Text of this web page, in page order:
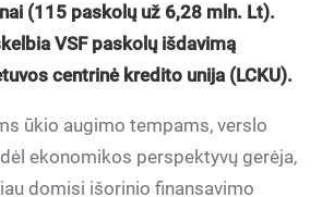
(115 paskolų už 6,28 mln. Lt).
VSF paskolų išdavimą
centrinė kredito unija (LCKU).
ūkio augimo tempams, verslo
ekonomikos perspektyvų gerėja,
domisi išorinio finansavimo